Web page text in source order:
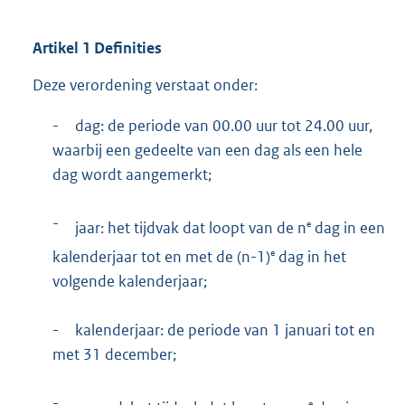
Artikel 1 Definities
Deze verordening verstaat onder:
-
dag: de periode van 00.00 uur tot 24.00 uur,
waarbij een gedeelte van een dag als een hele
dag wordt aangemerkt;
- jaar: het tijdvak dat loopt van de nedag in een
kalenderjaar tot en met de (n-1)edag in het
volgende kalenderjaar;
-
kalenderjaar: de periode van 1 januari tot en
met 31 december;